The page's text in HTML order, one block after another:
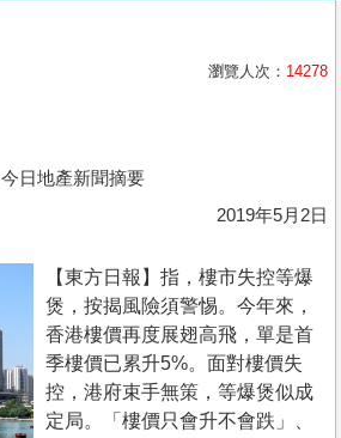
瀏覽人次： 14278
今日地產新聞摘要
2019年5月2日
【東方日報】指，樓市失控等爆
煲，按揭風險須警惕。今年來，
香港樓價再度展翅高飛，單是首
季樓價已累升5%。面對樓價失
控，港府束手無策，等爆煲似成
定局。「樓價只會升不會跌」、